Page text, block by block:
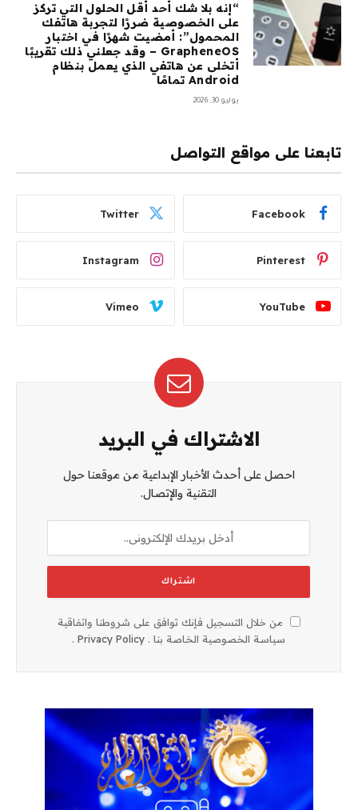
“إنه بلا شك أحد أقل الحلول التي تركز
على الخصوصية ضررًا لتجربة هاتفك
المحمول”: أمضيت شهرًا في اختبار
GrapheneOS – وقد جعلني ذلك تقريبًا
أتخلى عن هاتفي الذي يعمل بنظام
Android تمامًا
يوليو 30, 2026
تابعنا على مواقع التواصل
Facebook
Twitter
Pinterest
Instagram
YouTube
Vimeo
الاشتراك في البريد
احصل على أحدث الأخبار الإبداعية من موقعنا حول
التقنية والإتصال.
من خلال التسجيل فإنك توافق على شروطنا واتفاقية
سياسة الخصوصية الخاصة بنا . Privacy Policy
.